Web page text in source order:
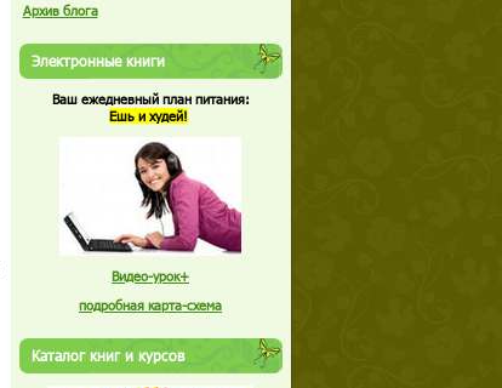
Архив блога
Электронные книги
Ваш ежедневный план питания:
Ешь и худей!
Видео-урок+
подробная карта-схема
Каталог книг и курсов